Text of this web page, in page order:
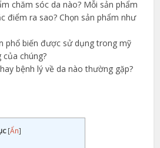
chăm sóc da nào? Mỗi sản phẩm
điểm ra sao? Chọn sản phẩm như
phổ biến được sử dụng trong mỹ
chúng?
bệnh lý về da nào thường gặp?
[Ẩn]